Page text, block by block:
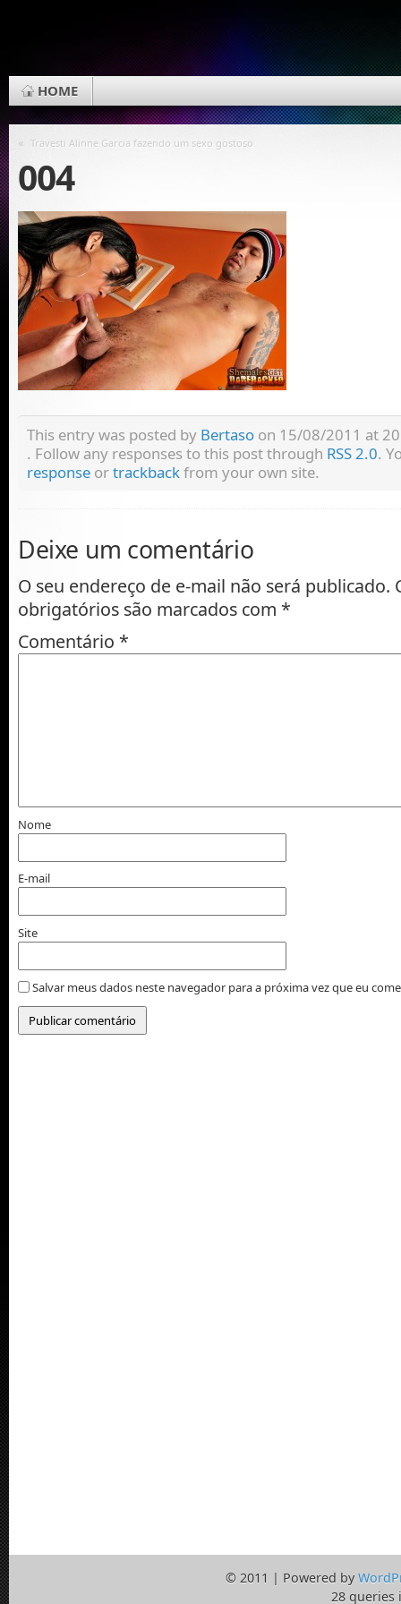
HOME
« Travesti Alinne Garcia fazendo um sexo gostoso
004
This entry was posted by Bertaso on 15/08/2011 at
. Follow any responses to this post through RSS 2.0.
response ortrackbackfrom your own site.
Deixe um comentário
O seu endereço de e-mail não será publicado.
obrigatórios são marcados com *
Comentário *
Nome
E-mail
Site
Salvar meus dados neste navegador para a próxima vez que eu
© 2011 | Powered by
28 queries